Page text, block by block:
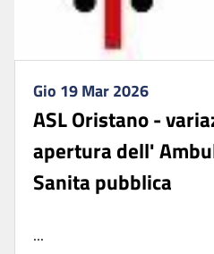
Gio 19 Mar 2026
ASL Oristano -
apertura dell'
Sanita pubblica
...